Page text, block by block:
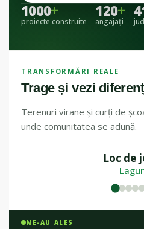
1000+
proiecte construite
120+
angajați
TRANSFORMĂRI REALE
Trage și vezi
Terenuri virane și curți de
unde comunitatea se adună.
Loc de
NE-AU ALES